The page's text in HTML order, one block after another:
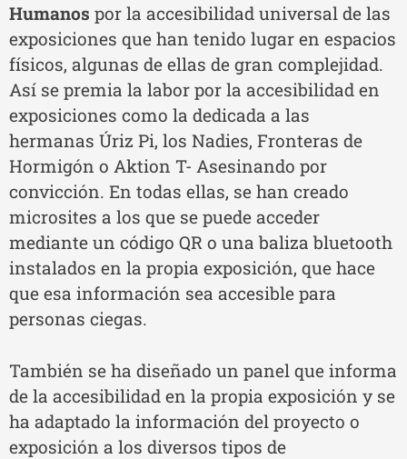
Humanos por la accesibilidad universal de las
exposiciones que han tenido lugar en espacios
físicos, algunas de ellas de gran complejidad.
Así se premia la labor por la accesibilidad en
exposiciones como la dedicada a las
hermanas Úriz Pi, los Nadies, Fronteras de
Hormigón o Aktion T- Asesinando por
convicción. En todas ellas, se han creado
microsites a los que se puede acceder
mediante un código QR o una baliza bluetooth
instalados en la propia exposición, que hace
que esa información sea accesible para
personas ciegas.
También se ha diseñado un panel que informa
de la accesibilidad en la propia exposición y se
ha adaptado la información del proyecto o
exposición a los diversos tipos de